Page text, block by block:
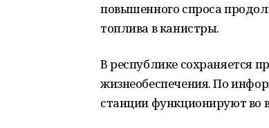
повышенного спроса
топлива в канистры.
В республике сохраняется
жизнеобеспечения. По
станции функционируют во